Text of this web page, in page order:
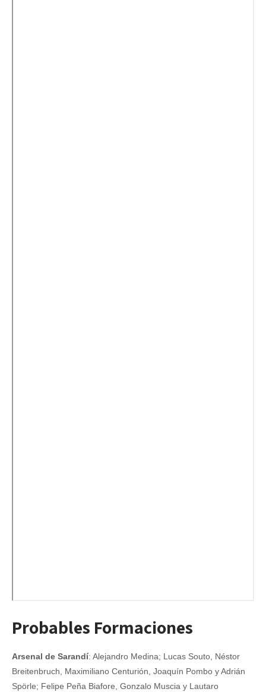
Probables Formaciones
Arsenal de Sarandí: Alejandro Medina; Lucas Souto, Néstor
Breitenbruch, Maximiliano Centurión, Joaquín Pombo y Adrián
Spörle; Felipe Peña Biafore, Gonzalo Muscia y Lautaro